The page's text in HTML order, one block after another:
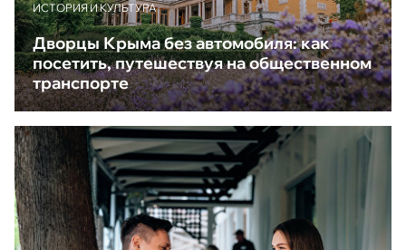
ИСТОРИЯ И КУЛЬТУРА
Дворцы Крыма без автомобиля: как
посетить, путешествуя на общественном
транспорте